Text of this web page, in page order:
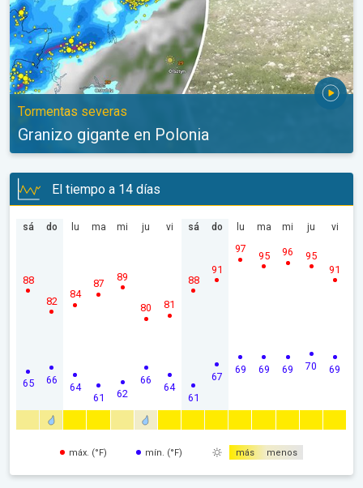
Tormentas severas
Granizo gigante en Polonia
El tiempo a 14 días
sá
65
88
do
66
82
lu
64
84
ma
61
87
mi
62
89
ju
66
80
vi
64
81
sá
61
88
do
67
91
lu
69
97
ma
69
95
mi
69
96
ju
70
95
vi
69
91
máx. (°F) mín. (°F) más menos